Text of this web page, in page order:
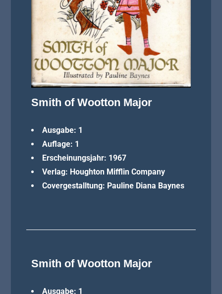
Smith of Wootton Major
Ausgabe: 1
Auflage: 1
Erscheinungsjahr: 1967
Verlag: Houghton Mifflin Company
Covergestalltung: Pauline Diana Baynes
Smith of Wootton Major
Ausgabe: 1